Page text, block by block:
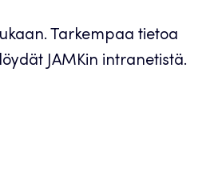
Tarkempaa tietoa
JAMKin intranetistä.